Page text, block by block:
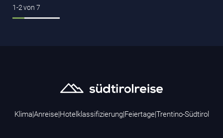
1-2von 7
Klima|Anreise|Hotelklassifizierung|Feiertage|Trentino-Südtirol